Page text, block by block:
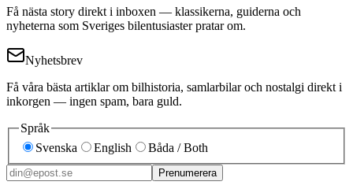
Få nästa story direkt i inboxen — klassikerna, guiderna och
nyheterna som Sveriges bilentusiaster pratar om.
Nyhetsbrev
Få våra bästa artiklar om bilhistoria, samlarbilar och nostalgi direkt i
inkorgen — ingen spam, bara guld.
Språk
Svenska
English Båda / Both
Prenumerera